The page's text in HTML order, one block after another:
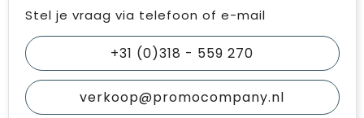
Stel je vraag via telefoon of e-mail
+31 (0)318 - 559 270
verkoop@promocompany.nl